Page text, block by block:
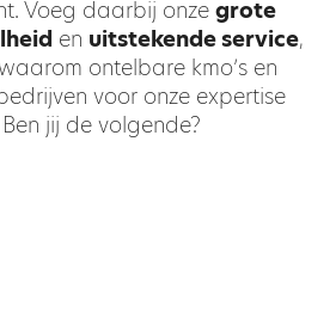
Voeg daarbij onze grote
en uitstekende service,
ontelbare kmo’s en
voor onze expertise
jij de volgende?